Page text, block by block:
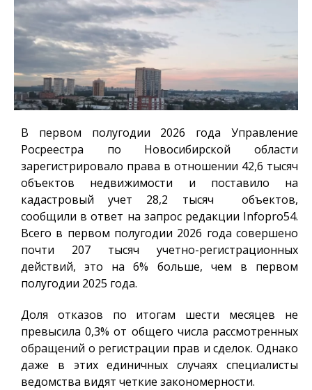
В первом полугодии 2026 года Управление
Росреестра по Новосибирской области
зарегистрировало права в отношении 42,6 тысяч
объектов недвижимости и поставило на
кадастровый учет 28,2 тысяч объектов,
сообщили в ответ на запрос редакции Infopro54.
Всего в первом полугодии 2026 года совершено
почти 207 тысяч учетно-регистрационных
действий, это на 6% больше, чем в первом
полугодии 2025 года.
Доля отказов по итогам шести месяцев не
превысила 0,3% от общего числа рассмотренных
обращений о регистрации прав и сделок. Однако
даже в этих единичных случаях специалисты
ведомства видят четкие закономерности.